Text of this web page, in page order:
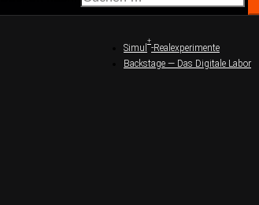
Simul
+
-Realexperimente
Backstage — Das Digitale Labor